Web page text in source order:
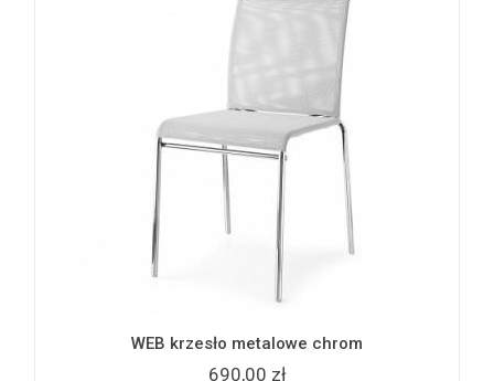
WEB krzesło metalowe chrom
690,00 zł